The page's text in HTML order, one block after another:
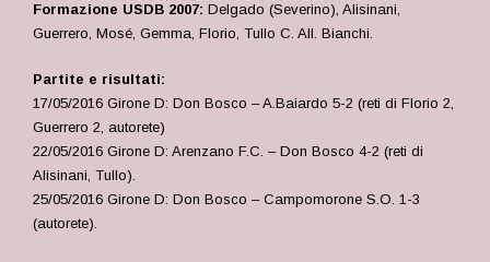
Formazione USDB 2007: Delgado (Severino), Alisinani,
Guerrero, Mosé, Gemma, Florio, Tullo C. All. Bianchi.
Partite e risultati:
17/05/2016 Girone D: Don Bosco – A.Baiardo 5-2 (reti di Florio 2,
Guerrero 2, autorete)
22/05/2016 Girone D: Arenzano F.C. – Don Bosco 4-2 (reti di
Alisinani, Tullo).
25/05/2016 Girone D: Don Bosco – Campomorone S.O. 1-3
(autorete).